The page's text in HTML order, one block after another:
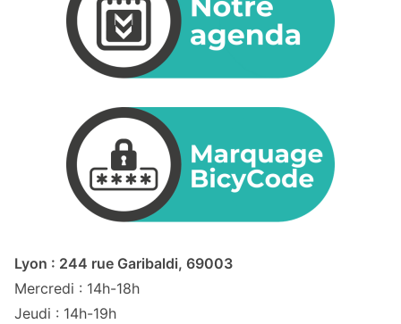
Lyon : 244 rue Garibaldi, 69003
Mercredi : 14h-18h
Jeudi : 14h-19h